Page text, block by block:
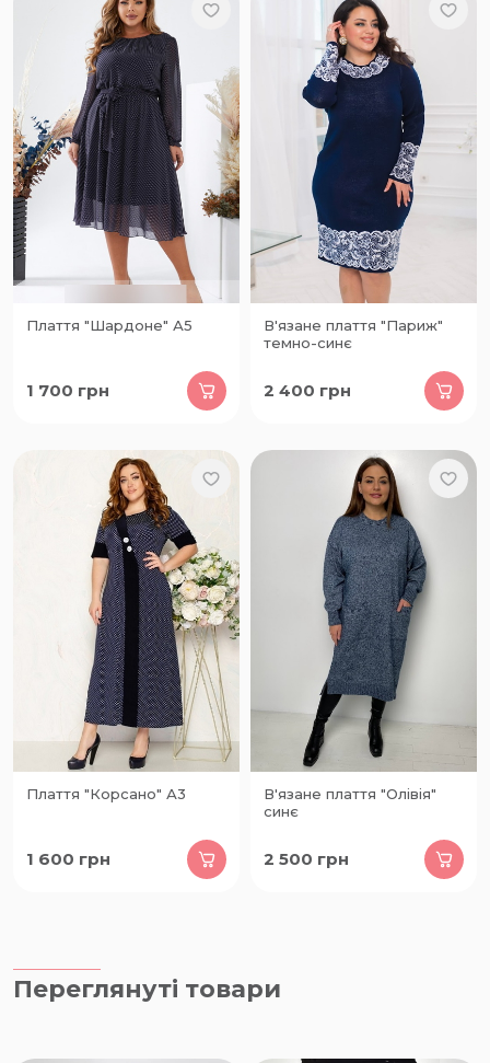
Плаття "Шардоне" А5
1 700 грн
В'язане плаття "Париж"
темно-синє
2 400 грн
Плаття "Корсано" А3
1 600 грн
В'язане плаття "Олівія"
синє
2 500 грн
Переглянуті товари